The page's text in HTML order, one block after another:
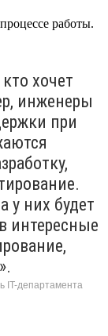
работы.
хочет
инженеры
при
у них будет
интересные
IT-департамента